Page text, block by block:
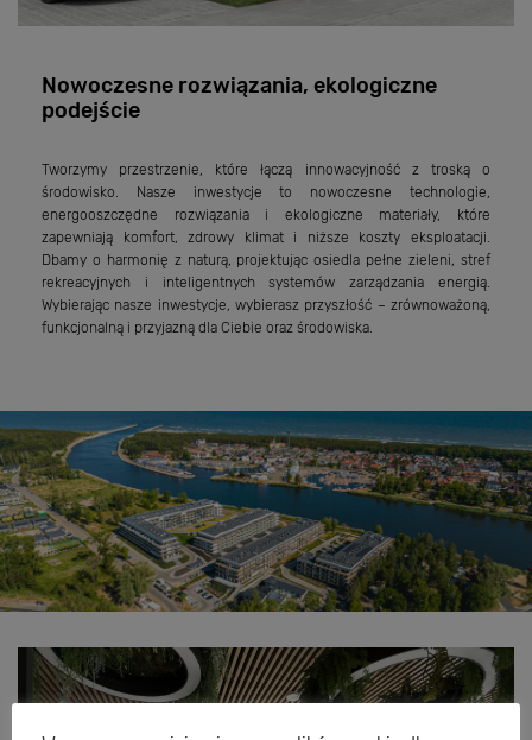
Nowoczesne rozwiązania, ekologiczne
podejście
Tworzymy przestrzenie, które łączą innowacyjność z troską o
środowisko. Nasze inwestycje to nowoczesne technologie,
energooszczędne rozwiązania i ekologiczne materiały, które
zapewniają komfort, zdrowy klimat i niższe koszty eksploatacji.
Dbamy o harmonię z naturą, projektując osiedla pełne zieleni, stref
rekreacyjnych i inteligentnych systemów zarządzania energią.
Wybierając nasze inwestycje, wybierasz przyszłość – zrównoważoną,
funkcjonalną i przyjazną dla Ciebie oraz środowiska.